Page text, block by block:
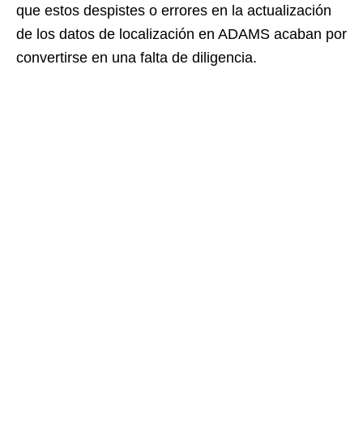
que estos despistes o errores en la actualización
de los datos de localización en ADAMS acaban por
convertirse en una falta de diligencia.